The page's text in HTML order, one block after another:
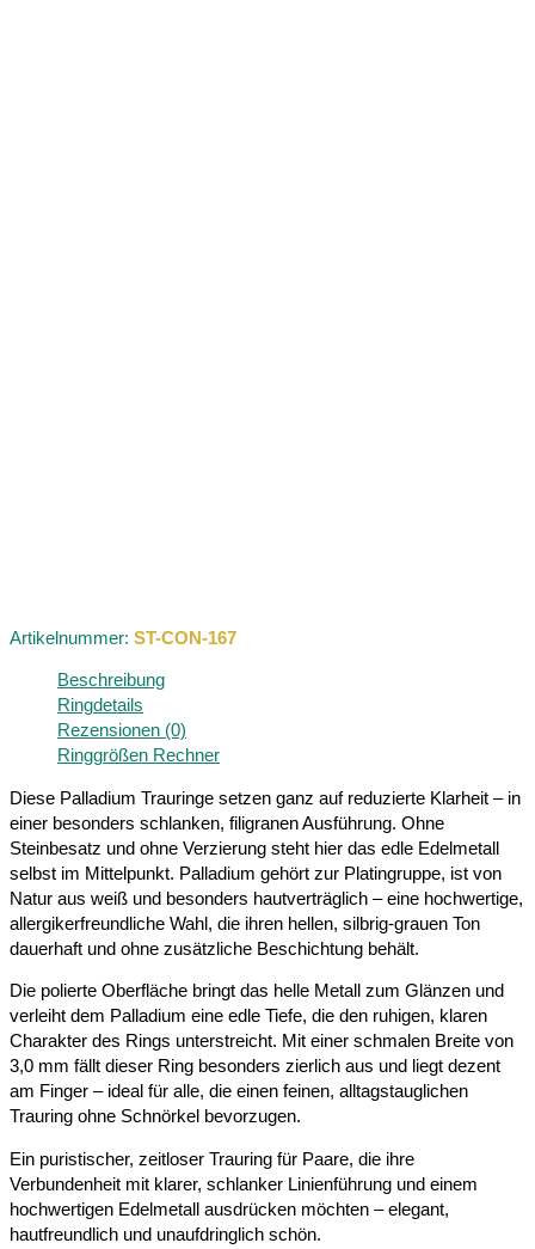
Artikelnummer: ST-CON-167
Beschreibung
Ringdetails
Rezensionen (0)
Ringgrößen Rechner
Diese Palladium Trauringe setzen ganz auf reduzierte Klarheit – in
einer besonders schlanken, filigranen Ausführung. Ohne
Steinbesatz und ohne Verzierung steht hier das edle Edelmetall
selbst im Mittelpunkt. Palladium gehört zur Platingruppe, ist von
Natur aus weiß und besonders hautverträglich – eine hochwertige,
allergikerfreundliche Wahl, die ihren hellen, silbrig-grauen Ton
dauerhaft und ohne zusätzliche Beschichtung behält.
Die polierte Oberfläche bringt das helle Metall zum Glänzen und
verleiht dem Palladium eine edle Tiefe, die den ruhigen, klaren
Charakter des Rings unterstreicht. Mit einer schmalen Breite von
3,0 mm fällt dieser Ring besonders zierlich aus und liegt dezent
am Finger – ideal für alle, die einen feinen, alltagstauglichen
Trauring ohne Schnörkel bevorzugen.
Ein puristischer, zeitloser Trauring für Paare, die ihre
Verbundenheit mit klarer, schlanker Linienführung und einem
hochwertigen Edelmetall ausdrücken möchten – elegant,
hautfreundlich und unaufdringlich schön.